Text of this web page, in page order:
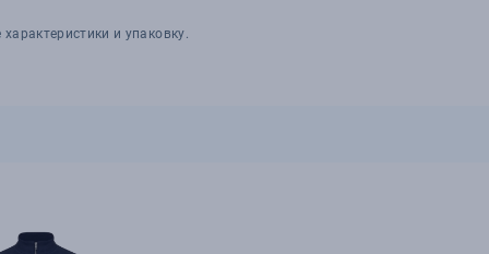
и упаковку.